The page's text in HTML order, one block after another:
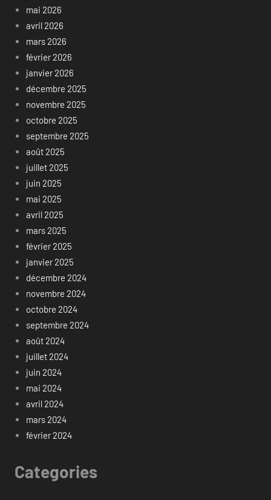
mai 2026
avril 2026
mars 2026
février 2026
janvier 2026
décembre 2025
novembre 2025
octobre 2025
septembre 2025
août 2025
juillet 2025
juin 2025
mai 2025
avril 2025
mars 2025
février 2025
janvier 2025
décembre 2024
novembre 2024
octobre 2024
septembre 2024
août 2024
juillet 2024
juin 2024
mai 2024
avril 2024
mars 2024
février 2024
Categories